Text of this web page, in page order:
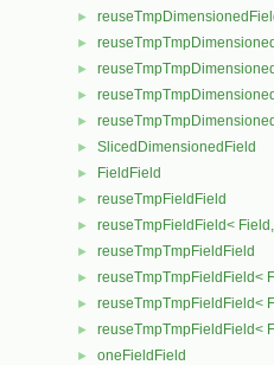
►
►
►
►
►
► SlicedDimensionedField
► FieldField
► reuseTmpFieldField
► reuseTmpFieldField<
► reuseTmpTmpFieldField
► reuseTmpTmpFieldField<
► reuseTmpTmpFieldField<
► reuseTmpTmpFieldField<
► oneFieldField